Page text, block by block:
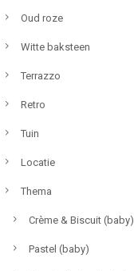
Oud roze
Witte baksteen
Terrazzo
Retro
Tuin
Locatie
Thema
Crème & Biscuit (baby)
Pastel (baby)